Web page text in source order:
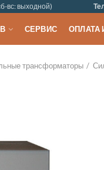
вс: выходной)
СЕРВИС ОПЛАТА
трансформаторы